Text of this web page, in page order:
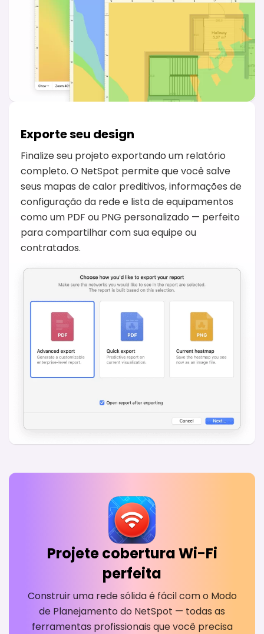
Exporte seu design
Finalize seu projeto exportando um relatório
completo. O NetSpot permite que você salve
seus mapas de calor preditivos, informações de
configuração da rede e lista de equipamentos
como um PDF ou PNG personalizado — perfeito
para compartilhar com sua equipe ou
contratados.
Projete cobertura Wi-Fi
perfeita
Construir uma rede sólida é fácil com o Modo
de Planejamento do NetSpot — todas as
ferramentas profissionais que você precisa